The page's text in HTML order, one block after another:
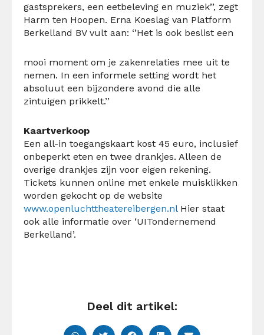
gastsprekers, een eetbeleving en muziek’’, zegt
Harm ten Hoopen. Erna Koeslag van Platform
Berkelland BV vult aan: ‘’Het is ook beslist een
mooi moment om je zakenrelaties mee uit te
nemen. In een informele setting wordt het
absoluut een bijzondere avond die alle
zintuigen prikkelt.’’
Kaartverkoop
Een all-in toegangskaart kost 45 euro, inclusief
onbeperkt eten en twee drankjes. Alleen de
overige drankjes zijn voor eigen rekening.
Tickets kunnen online met enkele muisklikken
worden gekocht op de website
www.openluchttheatereibergen.nlHier staat
ook alle informatie over ‘UITondernemend
Berkelland’.
Deel dit artikel: